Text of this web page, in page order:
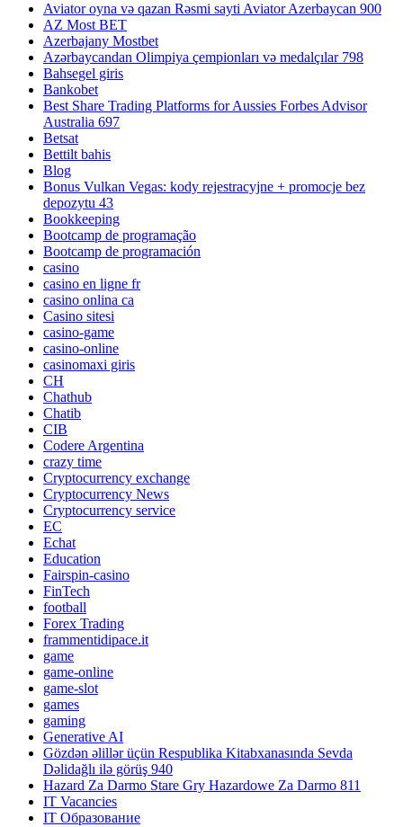
Aviator oyna və qazan Rəsmi sayti Aviator Azerbaycan 900
AZ Most BET
Azerbajany Mostbet
Azərbaycandan Olimpiya çempionları və medalçılar 798
Bahsegel giris
Bankobet
Best Share Trading Platforms for Aussies Forbes Advisor
Australia 697
Betsat
Bettilt bahis
Blog
Bonus Vulkan Vegas: kody rejestracyjne + promocje bez
depozytu 43
Bookkeeping
Bootcamp de programação
Bootcamp de programación
casino
casino en ligne fr
casino onlina ca
Casino sitesi
casino-game
casino-online
casinomaxi giris
CH
Chathub
Chatib
CIB
Codere Argentina
crazy time
Cryptocurrency exchange
Cryptocurrency News
Cryptocurrency service
EC
Echat
Education
Fairspin-casino
FinTech
football
Forex Trading
frammentidipace.it
game
game-online
game-slot
games
gaming
Generative AI
Gözdən əlillər üçün Respublika Kitabxanasında Sevda
Dəlidağlı ilə görüş 940
Hazard Za Darmo Stare Gry Hazardowe Za Darmo 811
IT Vacancies
IT Образование